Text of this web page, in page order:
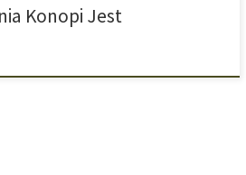
Konopi Jest